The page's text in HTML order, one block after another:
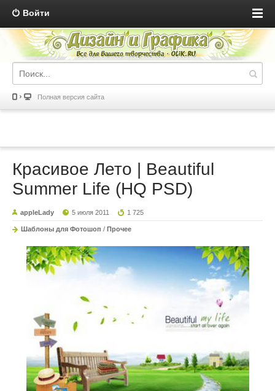
Войти
Полная версия сайта
Красивое Лето | Beautiful
Summer Life (HQ PSD)
appleLady 5 июля 2011 1 725
Шаблоны для Фотошоп / Прочее